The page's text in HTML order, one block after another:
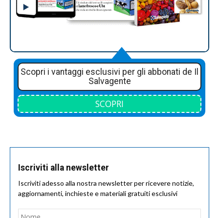
Scopri i vantaggi esclusivi per gli abbonati de Il
Salvagente
SCOPRI
Iscriviti alla newsletter
Iscriviti adesso alla nostra newsletter per ricevere notizie,
aggiornamenti, inchieste e materiali gratuiti esclusivi
Nome